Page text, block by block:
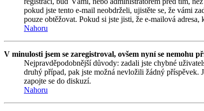
pokud jste tento e-mail neobdrželi, ujistěte se, že vámi
pouze obtěžovat. Pokud si jste jisti, že e-mailová
Nahoru
V minulosti jsem se zaregistroval, ovšem nyní se nemohu
Nejpravděpodobnější důvody: zadali jste chybné
druhý případ, pak jste možná nevložili žádný příspěvek.
zapojte se do diskuzí.
Nahoru